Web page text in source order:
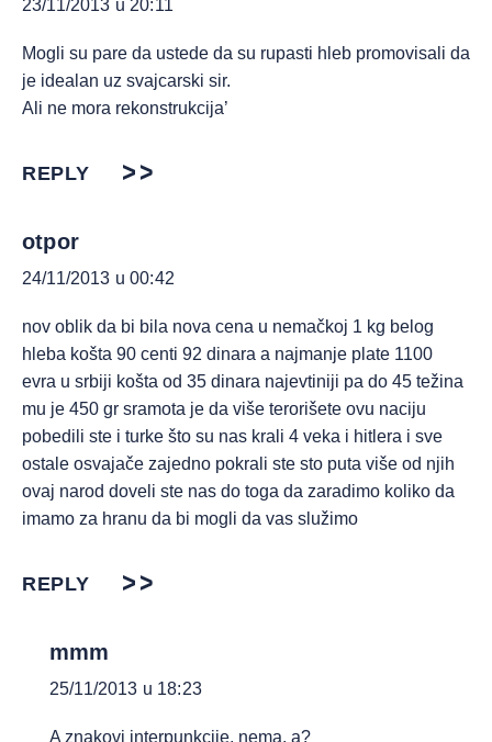
23/11/2013 u 20:11
Mogli su pare da ustede da su rupasti hleb promovisali da
je idealan uz svajcarski sir.
Ali ne mora rekonstrukcija’
REPLY
otpor
24/11/2013 u 00:42
nov oblik da bi bila nova cena u nemačkoj 1 kg belog
hleba košta 90 centi 92 dinara a najmanje plate 1100
evra u srbiji košta od 35 dinara najevtiniji pa do 45 težina
mu je 450 gr sramota je da više terorišete ovu naciju
pobedili ste i turke što su nas krali 4 veka i hitlera i sve
ostale osvajače zajedno pokrali ste sto puta više od njih
ovaj narod doveli ste nas do toga da zaradimo koliko da
imamo za hranu da bi mogli da vas služimo
REPLY
mmm
25/11/2013 u 18:23
A znakovi interpunkcije, nema, a?